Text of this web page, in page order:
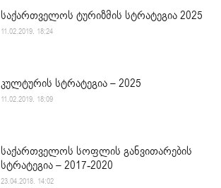
საქართველოს ტურიზმის სტრატეგია 2025
11.02.2019. 18:24
კულტურის სტრატეგია – 2025
11.02.2019. 18:09
საქართველოს სოფლის განვითარების
სტრატეგია – 2017-2020
23.04.2018. 14:02